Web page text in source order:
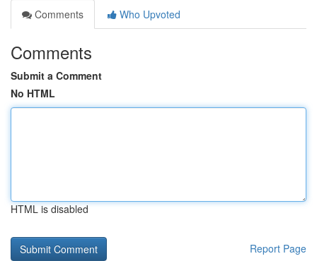
Comments
Who Upvoted
Comments
Submit a Comment
No HTML
HTML is disabled
Report Page